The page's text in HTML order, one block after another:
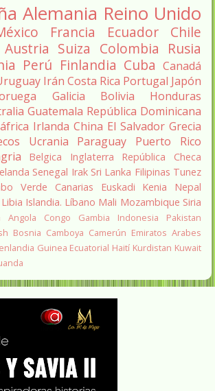
Alemania Reino Unido
Francia Ecuador
Chile
Austria Suiza Colombia Rusia
Perú Finlandia Cuba Canadá
Irán Costa Rica Portugal Japón
Galicia Bolivia
Honduras
Guatemala República Dominicana
Irlanda China El Salvador Grecia
Ucrania Paraguay
Puerto Rico
Belgica Inglaterra
República Checa
Senegal Irak Sri Lanka Filipinas Tunez
Verde Canarias Euskadi Kenia
Nepal
Libia Islandia. Líbano Mali Mozambique Siria
Angola Congo Gambia Indonesia
Pakistan
Bosnia Camboya Camerún Emiratos Arabes
Guinea Ecuatorial Haití Kurdistan Kuwait